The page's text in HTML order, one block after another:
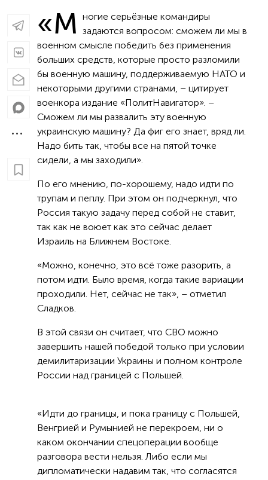
«М ногие серьёзные командиры
задаются вопросом: сможем ли мы в
военном смысле победить без применения
больших средств, которые просто разломили
бы военную машину, поддерживаемую НАТО и
некоторыми другими странами, – цитирует
военкора издание «ПолитНавигатор». –
Сможем ли мы развалить эту военную
украинскую машину? Да фиг его знает, вряд ли.
Надо бить так, чтобы все на пятой точке
сидели, а мы заходили».
По его мнению, по-хорошему, надо идти по
трупам и пеплу. При этом он подчеркнул, что
Россия такую задачу перед собой не ставит,
так как не воюет как это сейчас делает
Израиль на Ближнем Востоке.
«Можно, конечно, это всё тоже разорить, а
потом идти. Было время, когда такие вариации
проходили. Нет, сейчас не так», – отметил
Сладков.
В этой связи он считает, что СВО можно
завершить нашей победой только при условии
демилитаризации Украины и полном контроле
России над границей с Польшей.
«Идти до границы, и пока границу с Польшей,
Венгрией и Румынией не перекроем, ни о
каком окончании спецоперации вообще
разговора вести нельзя. Либо если мы
дипломатически надавим так, что согласятся